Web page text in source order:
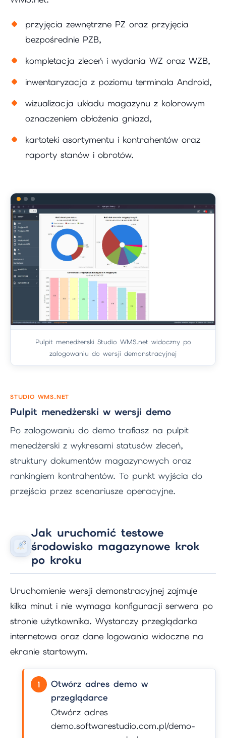
przyjęcia zewnętrzne PZ oraz przyjęcia
bezpośrednie PZB,
kompletacja zleceń i wydania WZ oraz WZB,
inwentaryzacja z poziomu terminala Android,
wizualizacja układu magazynu z kolorowym
oznaczeniem obłożenia gniazd,
kartoteki asortymentu i kontrahentów oraz
raporty stanów i obrotów.
Pulpit menedżerski Studio WMS.net widoczny po
zalogowaniu do wersji demonstracyjnej
STUDIO WMS.NET
Pulpit menedżerski w wersji demo
Po zalogowaniu do demo trafiasz na pulpit
menedżerski z wykresami statusów zleceń,
struktury dokumentów magazynowych oraz
rankingiem kontrahentów. To punkt wyjścia do
przejścia przez scenariusze operacyjne.
Jak uruchomić testowe
środowisko magazynowe krok
po kroku
Uruchomienie wersji demonstracyjnej zajmuje
kilka minut i nie wymaga konfiguracji serwera po
stronie użytkownika. Wystarczy przeglądarka
internetowa oraz dane logowania widoczne na
ekranie startowym.
Otwórz adres demo w
przeglądarce
Otwórz adres
demo.softwarestudio.com.pl/demo-